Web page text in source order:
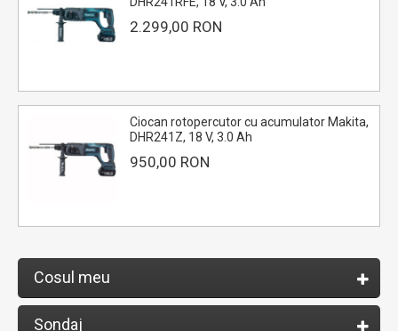
2.299,00 RON
Ciocan rotopercutor cu acumulator Makita,
DHR241Z, 18 V, 3.0 Ah
950,00 RON
Cosul meu
Sondaj